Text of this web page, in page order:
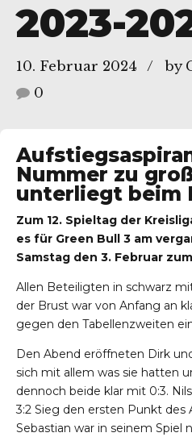
2023-
10. Februar 2024
by
0
Nummer zu
unterliegt beim
Zum 12. Spieltag der
es für Green Bull 3 am
Samstag den 3. Februar
Allen Beteiligten in schwarz
der Brust war von Anfang an
gegen den Tabellenzweiten
Den Abend eröffneten Dirk
sich mit allem was sie hatten
dennoch beide klar mit 0:3.
3:2 Sieg den ersten Punkt des
Sebastian war in seinem Spiel